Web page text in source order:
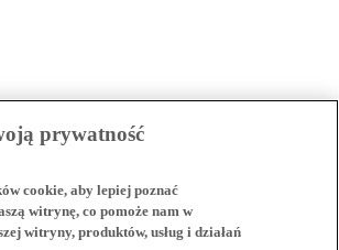
prywatność
cookie, aby lepiej poznać
witrynę, co pomoże nam w
witryny, produktów, usług i działań